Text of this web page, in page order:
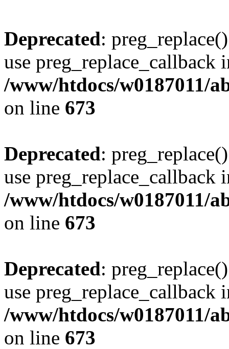
Deprecated:
use preg_replace_callback
/www/htdocs/w0187011/
on line 673
Deprecated:
use preg_replace_callback
/www/htdocs/w0187011/
on line 673
Deprecated:
use preg_replace_callback
/www/htdocs/w0187011/
on line 673